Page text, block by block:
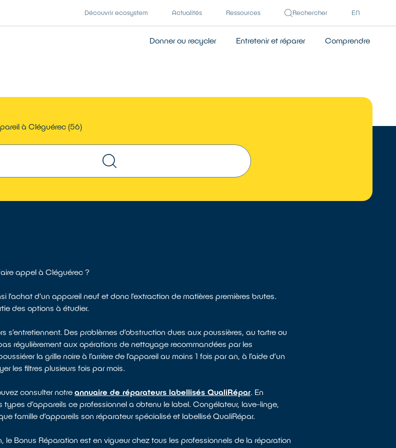
Découvrir ecosystem Actualités Ressources Rechercher EN
Donner ou recycler Entretenir et réparer Comprendre
à Cléguérec (56)
appel à Cléguérec ?
d'un appareil neuf et donc l’extraction de matières premières brutes.
des options à étudier.
Des problèmes d’obstruction dues aux poussières, au tartre ou
régulièrement aux opérations de nettoyage recommandées par les
la grille noire à l’arrière de l’appareil au moins 1 fois par an, à l’aide d’un
les filtres plusieurs fois par mois.
consulter notreannuaire de réparateurs labellisés QualiRépar. En
d’appareils ce professionnel a obtenu le label. Congélateur, lave-linge,
famille d’appareils son réparateur spécialisé et labellisé QualiRépar.
Bonus Réparation est en vigueur chez tous les professionnels de la réparation